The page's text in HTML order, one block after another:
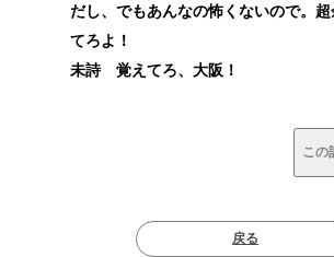
だし、でもあんなの怖くないので。
てろよ！
未詩 覚えてろ、大阪！
この
戻る